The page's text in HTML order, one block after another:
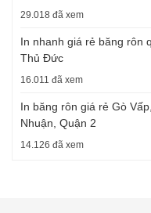
29.018 đã xem
In nhanh giá rẻ băng rôn
Thủ Đức
16.011 đã xem
In băng rôn giá rẻ Gò
Nhuận, Quận 2
14.126 đã xem